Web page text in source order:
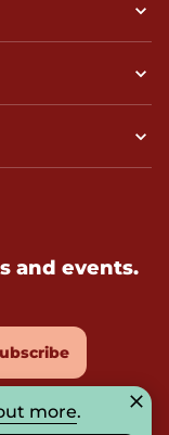
and events.
more.